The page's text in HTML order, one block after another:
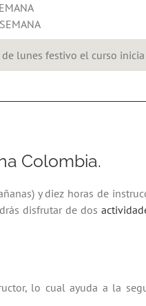
lunes festivo el curso
Colombia.
y diez horas de
disfrutar de dos
lo cual ayuda a la